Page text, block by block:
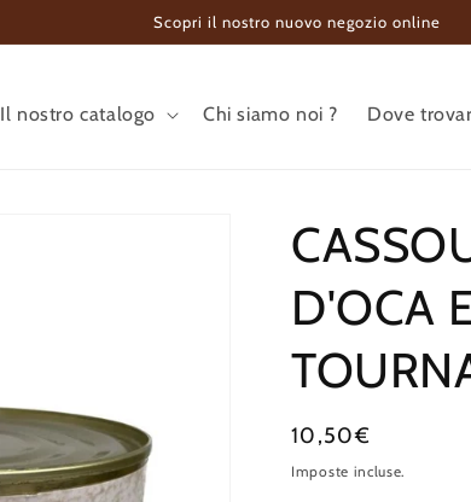
Scopri il nostro nuovo negozio online
Il nostro catalogo Chi siamo noi ? Dove
D'OCA
Prezzo
di
10,50€
Imposte incluse.